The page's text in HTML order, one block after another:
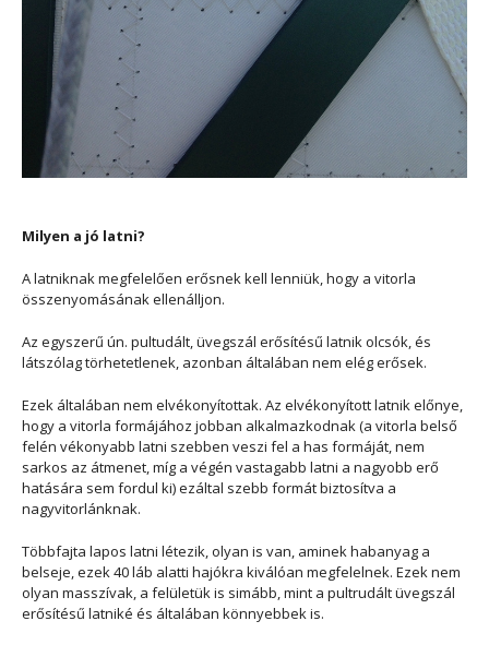
Milyen a jó latni?
A latniknak megfelelően erősnek kell lenniük, hogy a vitorla
összenyomásának ellenálljon.
Az egyszerű ún. pultudált, üvegszál erősítésű latnik olcsók, és
látszólag törhetetlenek, azonban általában nem elég erősek.
Ezek általában nem elvékonyítottak. Az elvékonyított latnik előnye,
hogy a vitorla formájához jobban alkalmazkodnak (a vitorla belső
felén vékonyabb latni szebben veszi fel a has formáját, nem
sarkos az átmenet, míg a végén vastagabb latni a nagyobb erő
hatására sem fordul ki) ezáltal szebb formát biztosítva a
nagyvitorlánknak.
Többfajta lapos latni létezik, olyan is van, aminek habanyag a
belseje, ezek 40 láb alatti hajókra kiválóan megfelelnek. Ezek nem
olyan masszívak, a felületük is simább, mint a pultrudált üvegszál
erősítésű latniké és általában könnyebbek is.